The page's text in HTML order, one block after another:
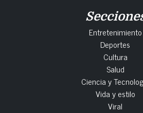
Entretenimiento
Deportes
Cultura
Salud
Ciencia y
Vida y estilo
Viral